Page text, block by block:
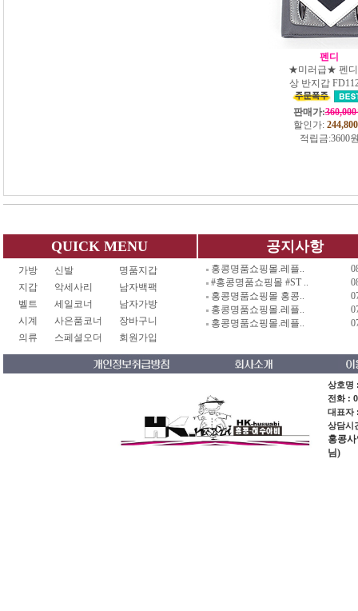
펜디
★미러급★ 펜
상 반지갑
판매가:
할인가: 244,800
적립금:3600
QUICK MENU
가방 신발
명품지갑
지갑
악세사리
남자백팩
벨트
세일코너
남자가방
시계
사은품코너
장바구니
의류
스페셜오더 회원가입
공지사항
홍콩명품쇼핑몰.레플..
#홍콩명품쇼핑몰 #ST ..
홍콩명품쇼핑몰 홍콩..
홍콩명품쇼핑몰.레플..
홍콩명품쇼핑몰.레플..
상호명
전화 :
대표자
상담시
홍콩
님)